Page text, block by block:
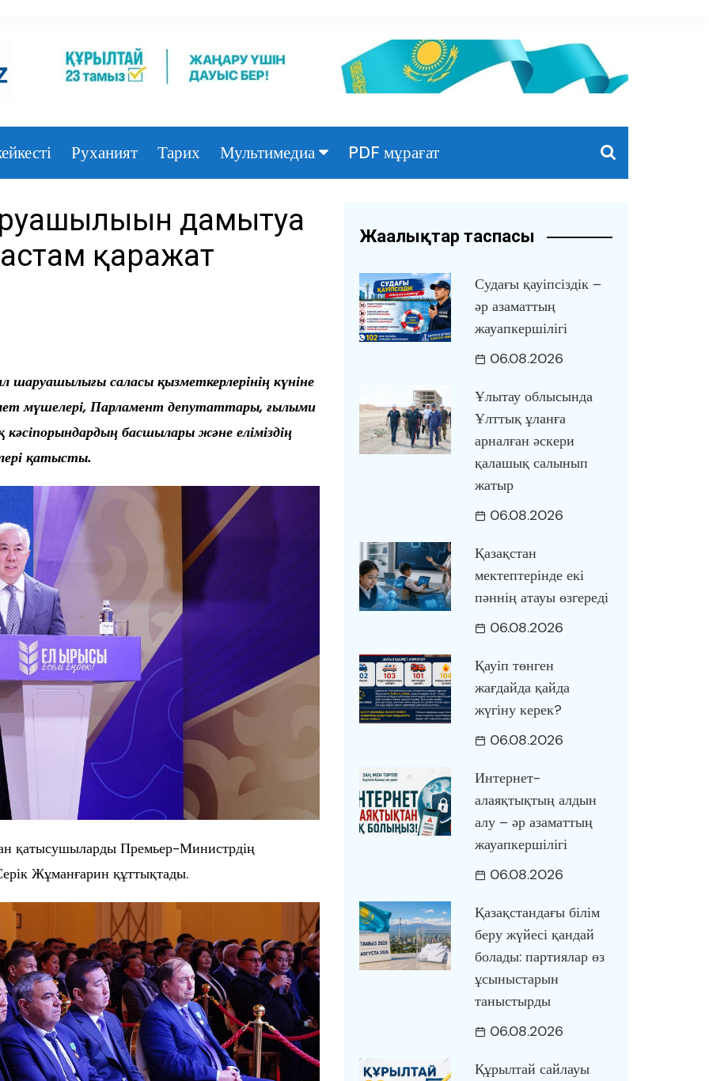
Руханият Тарих Мультимедиа
Видео
PDF мұрағат
дамытуға
қаражат
саласы қызметкерлерінің күніне
мүшелері, Парламент депутаттары, ғылыми
кәсіпорындардың басшылары және еліміздің
қатысты.
қатысушыларды Премьер-Министрдің
Жұманғарин құттықтады.
Жаңалықтар таспасы
Судағы қауіпсіздік –
әр азаматтың
жауапкершілігі
06.08.2026
Ұлытау облысында
Ұлттық ұланға
арналған әскери
қалашық салынып
жатыр
06.08.2026
Қазақстан
мектептерінде екі
пәннің атауы өзгереді
06.08.2026
Қауіп төнген
жағдайда қайда
жүгіну керек?
06.08.2026
Интернет-
алаяқтықтың алдын
алу – әр азаматтың
жауапкершілігі
06.08.2026
Қазақстандағы білім
беру жүйесі қандай
болады: партиялар өз
ұсыныстарын
таныстырды
06.08.2026
Құрылтай сайлауы